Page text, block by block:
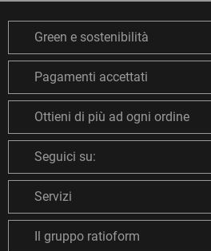
Green e sostenibilità
Pagamenti accettati
Ottieni di più ad ogni ordine
Seguici su:
Servizi
Il gruppo ratioform